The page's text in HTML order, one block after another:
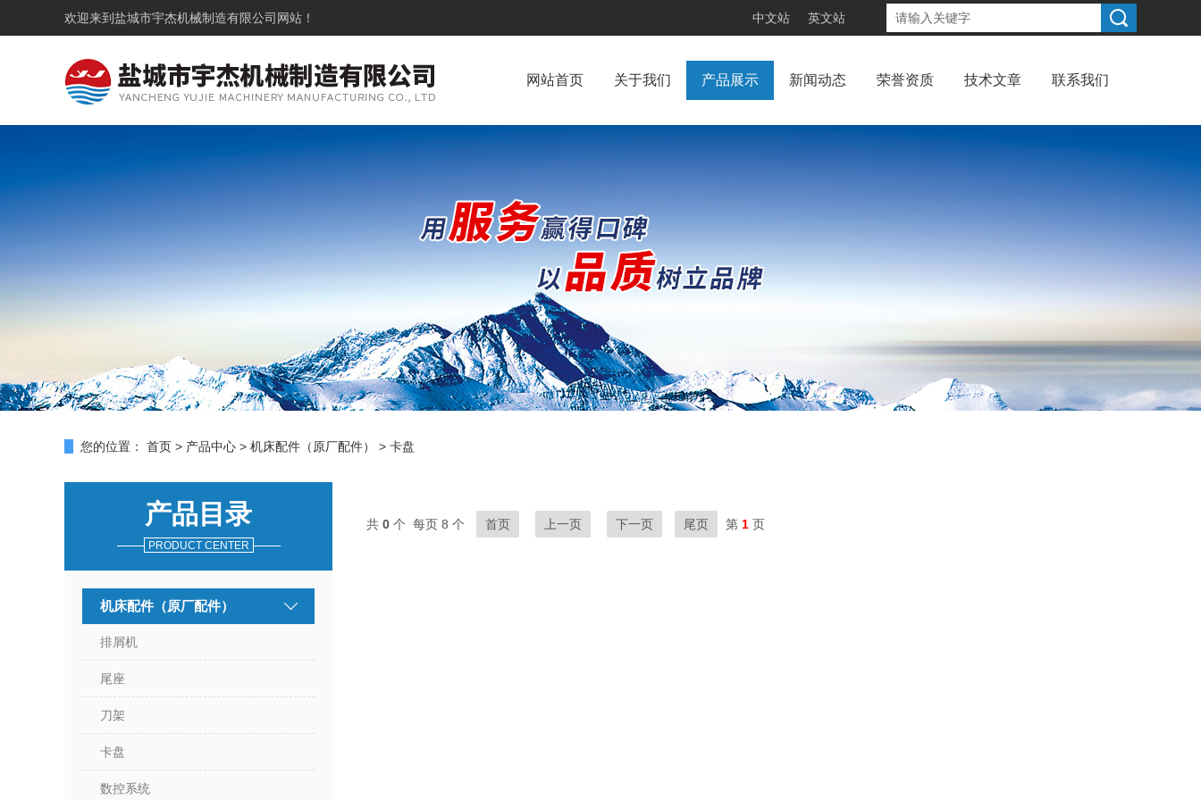
欢迎来到 盐城市宇杰机械制造有限公司 网站！ 中文站 英文站
网站首页 关于我们 产品展示 新闻动态 荣誉资质 技术文章 联系我们
您的位置： 首页 > 产品中心 > 机床配件（原厂配件） > 卡盘
产品目录
PRODUCT CENTER
机床配件（原厂配件）
排屑机
尾座
刀架
卡盘
数控系统
共 0 个 每页 8 个 首页 上一页 下一页 尾页 第 1 页